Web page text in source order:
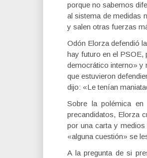
porque no sabemos
al sistema de medidas
y salen otras fuerzas
Odón Elorza defendió
hay futuro en el PSOE,
democrático interno» y
que estuvieron
dijo: «Le tenían
Sobre la polémica
precandidatos, Elorza
por una carta y
«alguna cuestión» se
A la pregunta de si